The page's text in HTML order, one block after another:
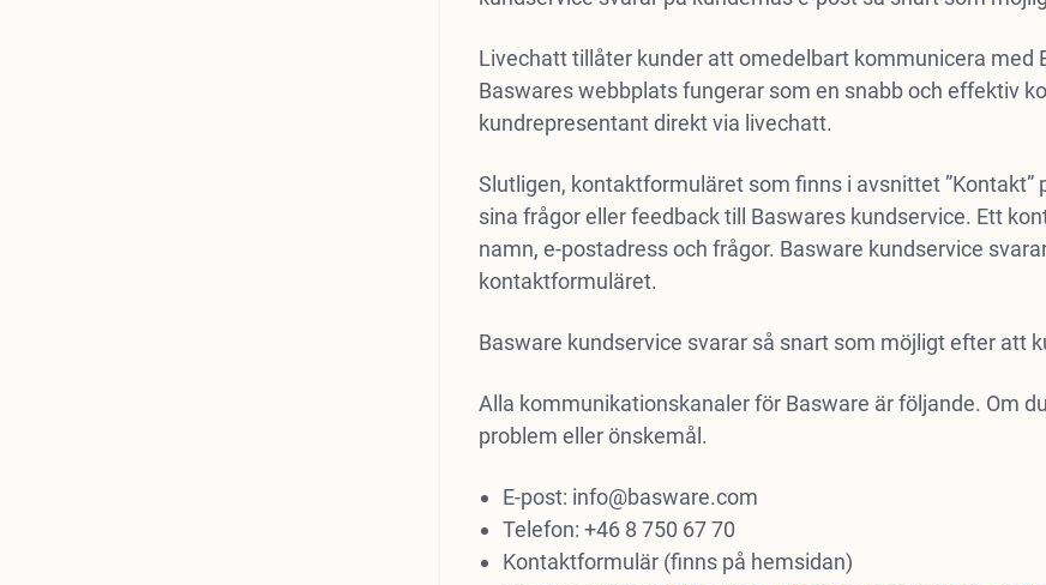
Livechatt tillåter kunder att omedelbart kommunicera
Baswares webbplats fungerar som en snabb och effektiv
kundrepresentant direkt via livechatt.
Slutligen, kontaktformuläret som finns i avsnittet
sina frågor eller feedback till Baswares kundservice. Ett
namn, e-postadress och frågor. Basware kundservice
kontaktformuläret.
Basware kundservice svarar så snart som möjligt efter att
Alla kommunikationskanaler för Basware är följande. Om
problem eller önskemål.
E-post: info@basware.com
Telefon: +46 8 750 67 70
Kontaktformulär (finns på hemsidan)